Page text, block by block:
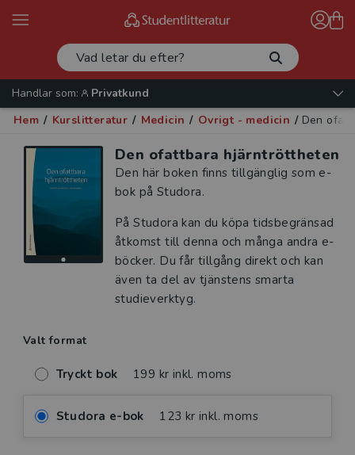
Handlar som:
Privatkund
Hem / Kurslitteratur / Medicin / Övrigt - medicin / Den
Den ofattbara hjärntröttheten
Den här boken finns tillgänglig som e-
bok på Studora.
På Studora kan du köpa tidsbegränsad
åtkomst till denna och många andra e-
böcker. Du får tillgång direkt och kan
även ta del av tjänstens smarta
studieverktyg.
Valt format
Tryckt bok 199 kr inkl. moms
Studora e-bok 123 kr inkl. moms